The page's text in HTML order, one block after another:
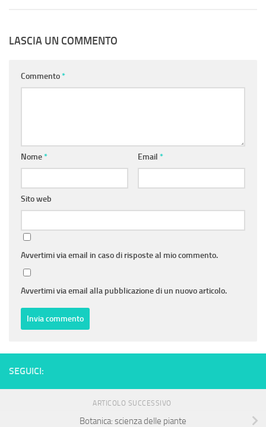
LASCIA UN COMMENTO
Commento*
Nome* Email *
Sito web
Avvertimi via email in caso di risposte al mio commento.
Avvertimi via email alla pubblicazione di un nuovo articolo.
SEGUICI:
ARTICOLO SUCCESSIVO
Botanica: scienza delle piante